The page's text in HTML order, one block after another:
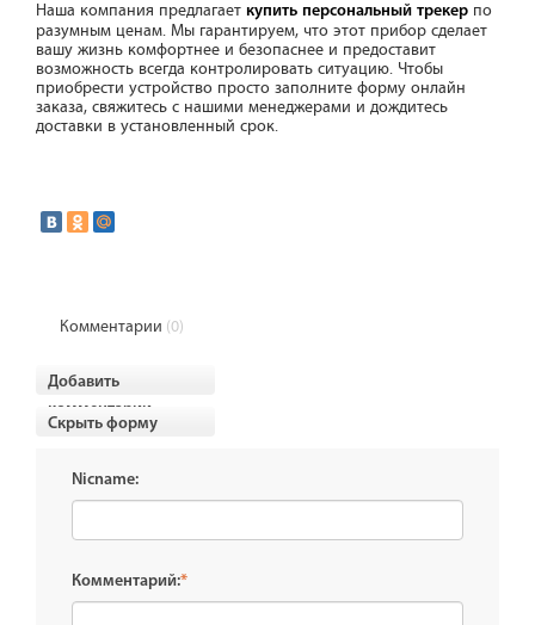
Наша компания предлагает купить персональный трекер по
разумным ценам. Мы гарантируем, что этот прибор сделает
вашу жизнь комфортнее и безопаснее и предоставит
возможность всегда контролировать ситуацию. Чтобы
приобрести устройство просто заполните форму онлайн
заказа, свяжитесь с нашими менеджерами и дождитесь
доставки в установленный срок.
Комментарии (0)
Добавить
комментарии
Скрыть форму
Nicname:
Комментарий:*